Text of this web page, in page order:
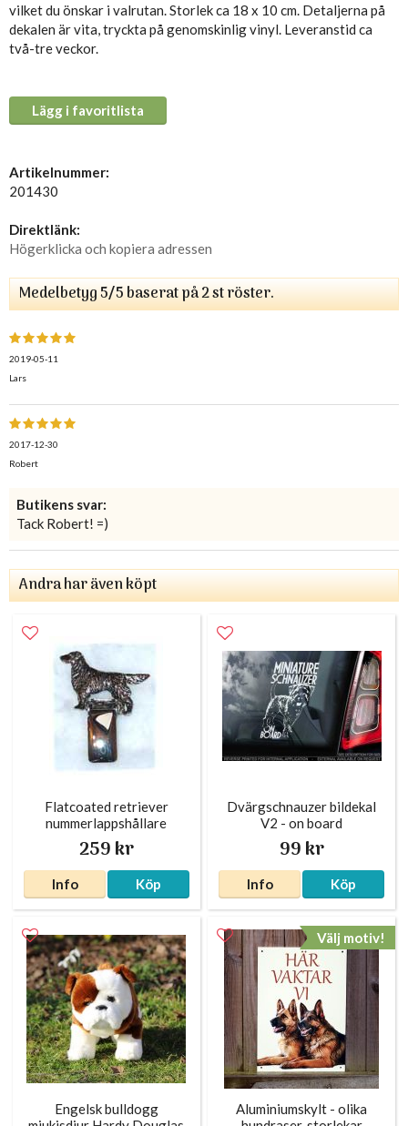
vilket du önskar i valrutan. Storlek ca 18 x 10 cm. Detaljerna på
dekalen är vita, tryckta på genomskinlig vinyl. Leveranstid ca
två-tre veckor.
Lägg i favoritlista
Artikelnummer:
201430
Direktlänk:
Högerklicka och kopiera adressen
Medelbetyg5/5 baserat på2st röster.
2019-05-11
Lars
2017-12-30
Robert
Butikens svar:
Tack Robert! =)
Andra har även köpt
Flatcoated retriever
nummerlappshållare
silverfärgad
259 kr
Info Köp
Dvärgschnauzer bildekal
V2 - on board
99 kr
Info Köp
Engelsk bulldogg
Välj motiv!
Aluminiumskylt - olika